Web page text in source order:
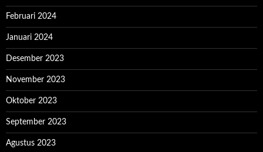
Februari 2024
Januari 2024
Desember 2023
November 2023
Oktober 2023
September 2023
Agustus 2023